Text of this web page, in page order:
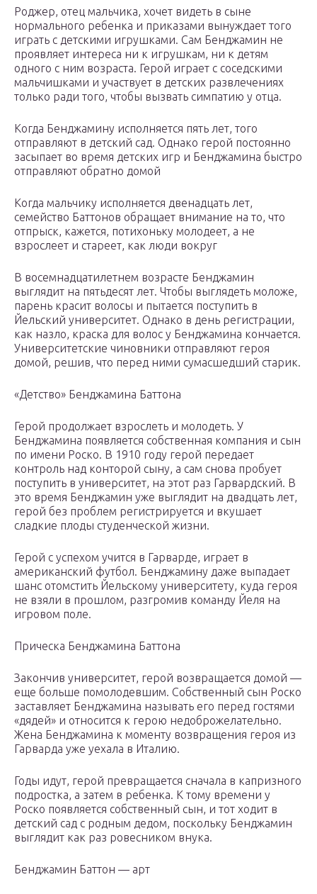
Роджер, отец мальчика, хочет видеть в сыне
нормального ребенка и приказами вынуждает того
играть с детскими игрушками. Сам Бенджамин не
проявляет интереса ни к игрушкам, ни к детям
одного с ним возраста. Герой играет с соседскими
мальчишками и участвует в детских развлечениях
только ради того, чтобы вызвать симпатию у отца.
Когда Бенджамину исполняется пять лет, того
отправляют в детский сад. Однако герой постоянно
засыпает во время детских игр и Бенджамина быстро
отправляют обратно домой
Когда мальчику исполняется двенадцать лет,
семейство Баттонов обращает внимание на то, что
отпрыск, кажется, потихоньку молодеет, а не
взрослеет и стареет, как люди вокруг
В восемнадцатилетнем возрасте Бенджамин
выглядит на пятьдесят лет. Чтобы выглядеть моложе,
парень красит волосы и пытается поступить в
Йельский университет. Однако в день регистрации,
как назло, краска для волос у Бенджамина кончается.
Университетские чиновники отправляют героя
домой, решив, что перед ними сумасшедший старик.
«Детство» Бенджамина Баттона
Герой продолжает взрослеть и молодеть. У
Бенджамина появляется собственная компания и сын
по имени Роско. В 1910 году герой передает
контроль над конторой сыну, а сам снова пробует
поступить в университет, на этот раз Гарвардский. В
это время Бенджамин уже выглядит на двадцать лет,
герой без проблем регистрируется и вкушает
сладкие плоды студенческой жизни.
Герой с успехом учится в Гарварде, играет в
американский футбол. Бенджамину даже выпадает
шанс отомстить Йельскому университету, куда героя
не взяли в прошлом, разгромив команду Йеля на
игровом поле.
Прическа Бенджамина Баттона
Закончив университет, герой возвращается домой —
еще больше помолодевшим. Собственный сын Роско
заставляет Бенджамина называть его перед гостями
«дядей» и относится к герою недоброжелательно.
Жена Бенджамина к моменту возвращения героя из
Гарварда уже уехала в Италию.
Годы идут, герой превращается сначала в капризного
подростка, а затем в ребенка. К тому времени у
Роско появляется собственный сын, и тот ходит в
детский сад с родным дедом, поскольку Бенджамин
выглядит как раз ровесником внука.
Бенджамин Баттон — арт